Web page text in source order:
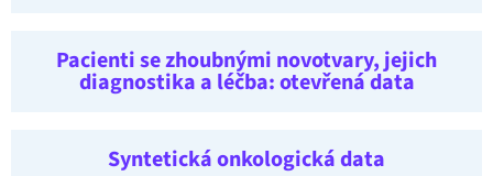
Pacienti se zhoubnými novotvary, jejich
diagnostika a léčba: otevřená data
Syntetická onkologická data